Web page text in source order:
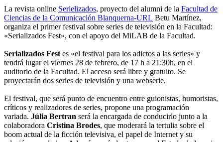
La revista online Serielizados, proyecto del alumni de la Facultad de
Ciencias de la Comunicación Blanquerna-URL Betu Martínez,
organiza el primer festival sobre series de televisión en la Facultad:
«Serializados Fest», con el apoyo del MiLAB de la Facultad.
Serializados Fest es «el festival para los adictos a las series» y
tendrá lugar el viernes 28 de febrero, de 17 h a 21:30h, en el
auditorio de la Facultad. El acceso será libre y gratuito. Se
proyectarán dos series de televisión y una webserie.
El festival, que será punto de encuentro entre guionistas, humoristas,
críticos y realizadores de series, propone una programación
variada. Júlia Bertran será la encargada de conducirlo junto a la
colaboradora Cristina Brodes, que moderará la tertulia sobre el
boom actual de la ficción televisiva, el papel de Internet y su